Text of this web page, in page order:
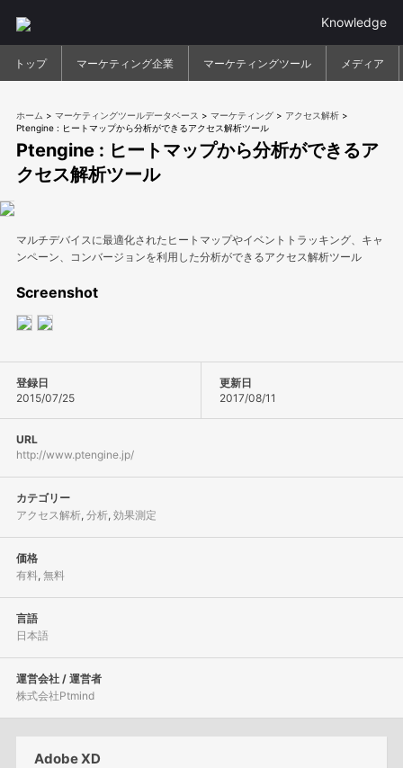
Knowledge
トップ マーケティング企業 マーケティングツール メディア
ホーム > マーケティングツールデータベース > マーケティング> アクセス解析>
Ptengine : ヒートマップから分析ができるアクセス解析ツール
Ptengine : ヒートマップから分析ができるア
クセス解析ツール
マルチデバイスに最適化されたヒートマップやイベントトラッキング、キャ
ンペーン、コンバージョンを利用した分析ができるアクセス解析ツール
Screenshot
登録日
2015/07/25
更新日
2017/08/11
URL
http://www.ptengine.jp/
カテゴリー
アクセス解析, 分析, 効果測定
価格
有料, 無料
言語
日本語
運営会社 / 運営者
株式会社Ptmind
Adobe XD